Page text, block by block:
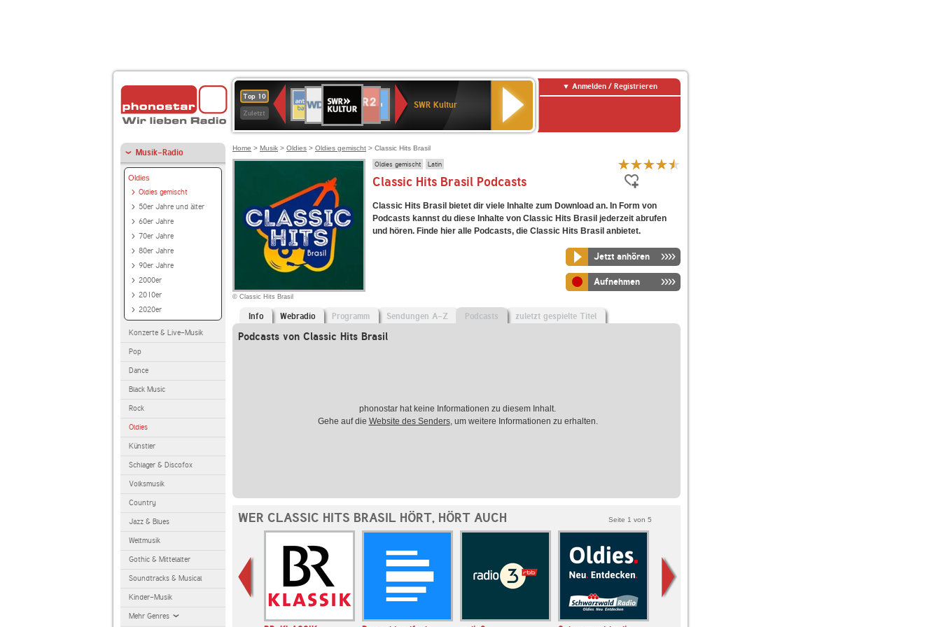
Top 10
Zuletzt
Deutschlandfunk
80er
90er
OLDIE
ANTENNE
SWR3
WDR
4
BR-
KLASSIK
Deutschlandfunk
Kultur
ANTENNE
BAYERN
2
Kultur2
SWR Kultur
Anmelden / Registrieren
Musik-Radio
Oldies
Oldies gemischt
50er Jahre und älter
60er Jahre
70er Jahre
80er Jahre
90er Jahre
2000er
2010er
2020er
Konzerte & Live-Musik
Pop
Dance
Black Music
Rock
Oldies
Künstler
Schlager & Discofox
Volksmusik
Country
Jazz & Blues
Weltmusik
Gothic & Mittelalter
Soundtracks & Musical
Kinder-Musik
Mehr Genres
Home > Musik > Oldies > Oldies gemischt > Classic Hits Brasil
© Classic Hits Brasil
Oldies gemischt Latin
Classic Hits Brasil Podcasts
Classic Hits Brasil bietet dir viele Inhalte zum Download an. In Form von
Podcasts kannst du diese Inhalte von Classic Hits Brasil jederzeit abrufen
und hören. Finde hier alle Podcasts, die Classic Hits Brasil anbietet.
Jetzt anhören
Aufnehmen
Info Webradio Programm Sendungen A-Z Podcasts zuletzt gespielte Titel
Podcasts von Classic Hits Brasil
phonostar hat keine Informationen zu diesem Inhalt.
Gehe auf die Website des Senders, um weitere Informationen zu erhalten.
WER CLASSIC HITS BRASIL HÖRT, HÖRT AUCH Seite 1 von 5